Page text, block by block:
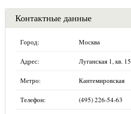
Контактные данные
Город: Москва
Адрес: Луганская 1, кв. 15
Метро: Кантемировская
Телефон: (495) 226-54-63